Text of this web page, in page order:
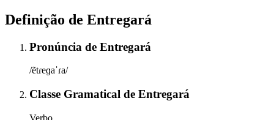
Definição de Entregará
Pronúncia de Entregará
/ẽtɾeɡaˈɾa/
Classe Gramatical de Entregará
Verbo